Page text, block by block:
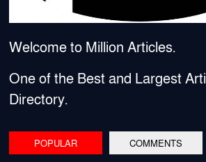
Welcome to Million Articles.
One of the Best and Largest
Directory.
POPULAR COMMENTS